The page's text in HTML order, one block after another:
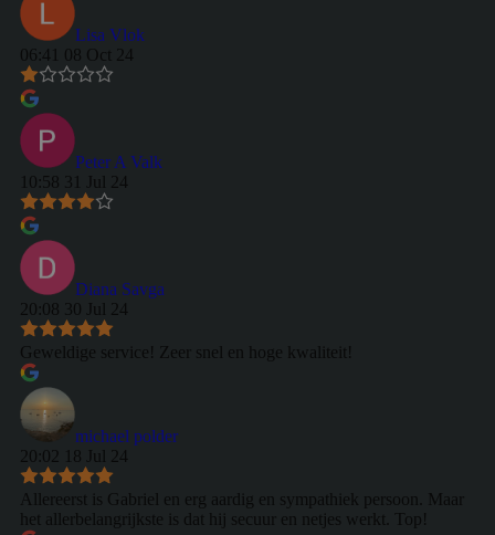
Lisa Vlok
06:41 08 Oct 24
Peter A Valk
10:58 31 Jul 24
Diana Savga
20:08 30 Jul 24
Geweldige service! Zeer snel en hoge kwaliteit!
michael polder
20:02 18 Jul 24
Allereerst is Gabriel en erg aardig en sympathiek persoon. Maar
het allerbelangrijkste is dat hij secuur en netjes werkt. Top!